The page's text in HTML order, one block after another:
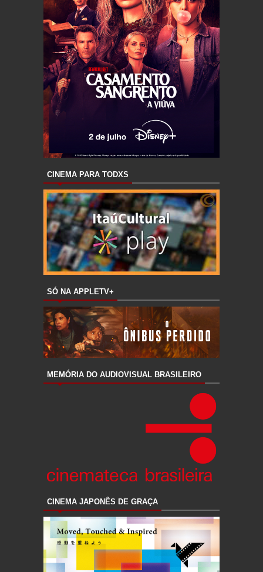
CINEMA PARA TODXS
SÓ NA APPLETV+
MEMÓRIA DO AUDIOVISUAL BRASILEIRO
CINEMA JAPONÊS DE GRAÇA